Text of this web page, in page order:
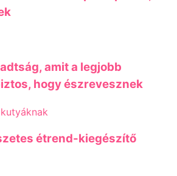
amit a legjobb
hogy észrevesznek
étrend-kiegészítő